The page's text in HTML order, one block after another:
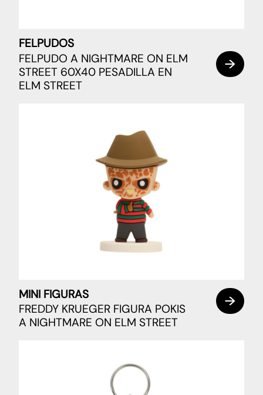
FELPUDOS
FELPUDO A NIGHTMARE ON ELM
STREET 60X40 PESADILLA EN
ELM STREET
MINI FIGURAS
FREDDY KRUEGER FIGURA POKIS
A NIGHTMARE ON ELM STREET